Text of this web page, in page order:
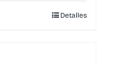
Detalles